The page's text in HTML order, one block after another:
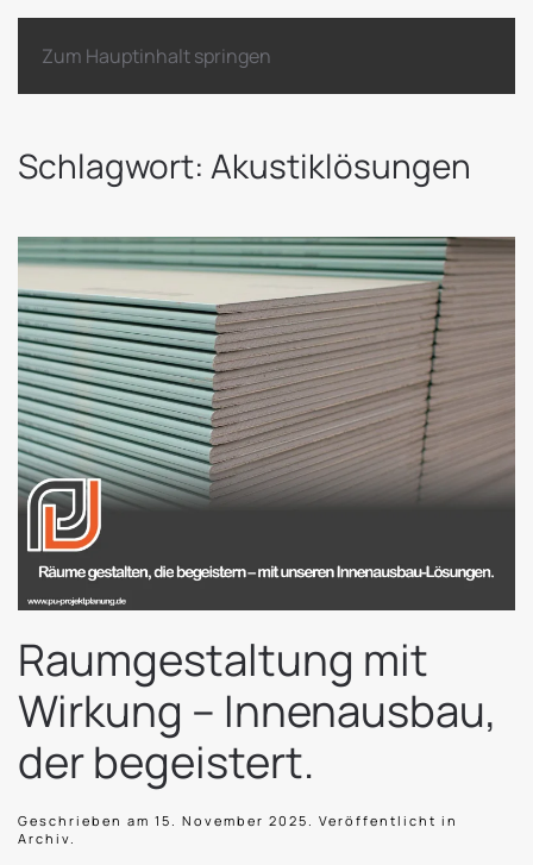
Zum Hauptinhalt springen
Schlagwort: Akustiklösungen
Raumgestaltung mit
Wirkung – Innenausbau,
der begeistert.
Geschrieben am 15. November 2025
. Veröffentlicht in
Archiv